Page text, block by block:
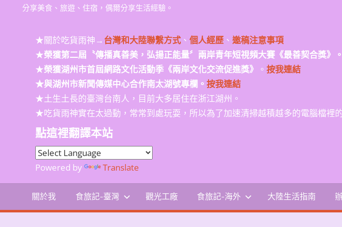
分享美食、旅遊、住宿，偶爾分享生活經驗。
★關於吃貨雨神→台灣和大陸聯繫方式、 個人經歷、 邀稿注意事項
★榮獲第二屆〝傳播真善美，弘揚正能量〞兩岸青年短視頻大賽《最善契合獎》。
★榮獲湖州市首屆網路文化活動季《兩岸文化交流促進獎》 。 按我連結
★與湖州市新聞傳媒中心合作南太湖號專欄。 按我連結
★土生土長的臺灣台南人，目前大多居住在浙江湖州。
★吃貨雨神實在太過動，常常到處玩耍，所以為了加速清掃越積越多的電腦檔裡
點這裡翻譯本站
Powered by Translate
關於我 食旅記-臺灣 觀光工廠 食旅記-海外 大陸生活指南